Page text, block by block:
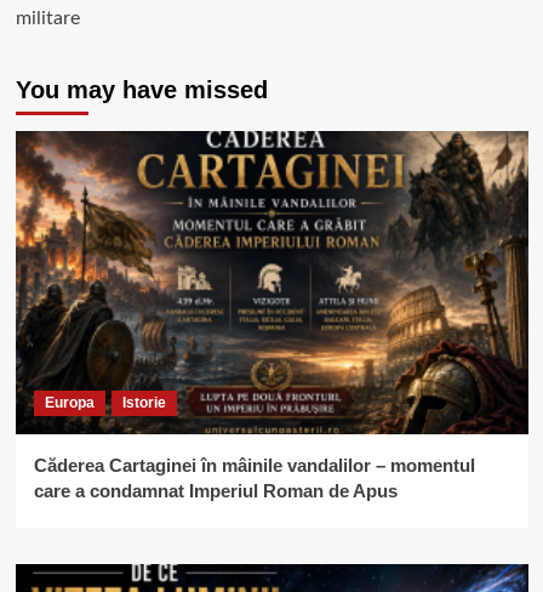
militare
You may have missed
Europa Istorie
Căderea Cartaginei în mâinile vandalilor – momentul
care a condamnat Imperiul Roman de Apus